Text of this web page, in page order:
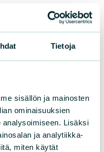
Tietoja
sisällön ja mainosten
ominaisuuksien
Lisäksi
ja analytiikka-
miten käytät
tiedottaminen
Nyt riittävät
sekä riittävät
toimija